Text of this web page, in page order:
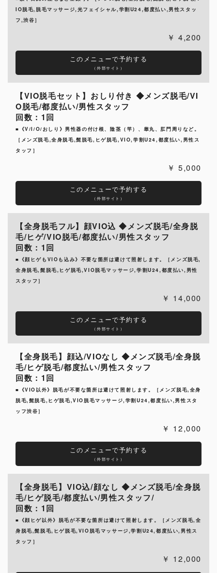
IO脱毛,脱毛マッサージ,光フェイシャル,学割U24,都度払い,男性スタッ
フ,渋谷］
4,200
このメニューで予約する
（外部サイト）
【VIO脱毛セット】おしり付き ◆メンズ脱毛/VI
O脱毛/都度払い/男性スタッフ
回数：1回
■《V/I/O/おしり》男性器の付け根、陰茎（竿）、睾丸、肛門周りなど。
［メンズ脱毛,全身脱毛,髭脱毛,ヒゲ脱毛,VIO,学割U24,都度払い,男性ス
タッフ］
5,000
このメニューで予約する
（外部サイト）
【全身脱毛フル】顔VIO込 ◆メンズ脱毛/全身脱
毛/ヒゲ/VIO脱毛/都度払い/男性スタッフ
回数：1回
■《顔ヒゲもVIOも込み》不要な箇所は避けて照射します。［メンズ脱毛,
全身脱毛,髭脱毛,ヒゲ脱毛,VIO脱毛マッサージ,学割U24,都度払い,男性
スタッフ］
14,000
このメニューで予約する
（外部サイト）
【全身脱毛】顔込/VIOなし ◆メンズ脱毛/全身脱
毛/ヒゲ脱毛/都度払い/男性スタッフ
回数：1回
■《VIO以外》脱毛が不要な箇所は避けて照射します。［メンズ脱毛,全身
脱毛,髭脱毛,ヒゲ脱毛,VIO脱毛マッサージ,学割U24,都度払い,男性スタ
ッフ渋谷］
12,000
このメニューで予約する
（外部サイト）
【全身脱毛】VIO込/顔なし ◆メンズ脱毛/全身脱
毛/ヒゲ脱毛/都度払い/男性スタッフ/
回数：1回
■《顔ヒゲ以外》脱毛が不要な箇所は避けて照射します。［メンズ脱毛,全
身脱毛,髭脱毛,ヒゲ脱毛,VIO脱毛マッサージ,学割U24,都度払い,男性ス
タッフ］
12,000